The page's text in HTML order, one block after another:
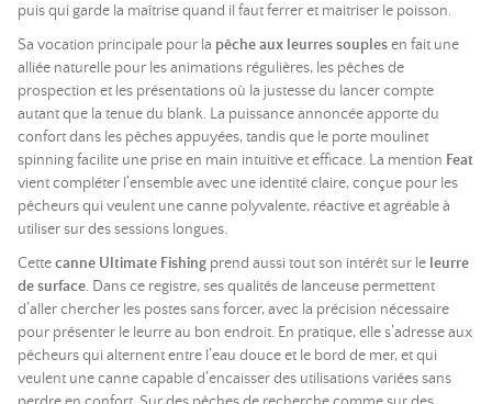
puis qui garde la maîtrise quand il faut ferrer et maitriser le poisson.
Sa vocation principale pour la pêche aux leurres souplesen fait une
alliée naturelle pour les animations régulières, les pêches de
prospection et les présentations où la justesse du lancer compte
autant que la tenue du blank. La puissance annoncée apporte du
confort dans les pêches appuyées, tandis que le porte moulinet
spinning facilite une prise en main intuitive et efficace. La mention Feat
vient compléter l’ensemble avec une identité claire, conçue pour les
pêcheurs qui veulent une canne polyvalente, réactive et agréable à
utiliser sur des sessions longues.
Cettecanne Ultimate Fishing prend aussi tout son intérêt sur le leurre
de surface. Dans ce registre, ses qualités de lanceuse permettent
d’aller chercher les postes sans forcer, avec la précision nécessaire
pour présenter le leurre au bon endroit. En pratique, elle s’adresse aux
pêcheurs qui alternent entre l’eau douce et le bord de mer, et qui
veulent une canne capable d’encaisser des utilisations variées sans